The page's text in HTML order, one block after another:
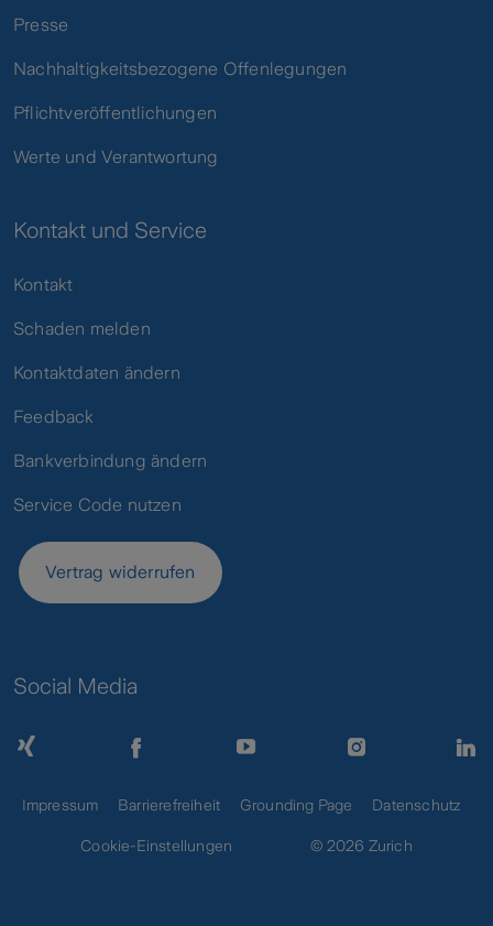
Presse
Nachhaltigkeitsbezogene Offenlegungen
Pflichtveröffentlichungen
Werte und Verantwortung
Kontakt und Service
Kontakt
Schaden melden
Kontaktdaten ändern
Feedback
Bankverbindung ändern
Service Code nutzen
Vertrag widerrufen
Social Media
Impressum Barrierefreiheit Grounding Page Datenschutz
Cookie-Einstellungen © 2026 Zurich